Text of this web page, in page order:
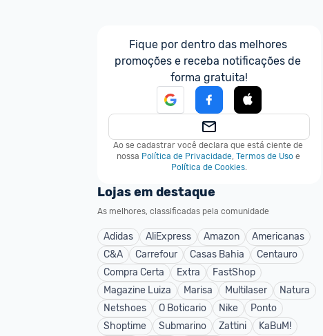
Fique por dentro das melhores
promoções e receba notificações de
forma gratuita!
Ao se cadastrar você declara que está ciente de
nossa Política de Privacidade, Termos de Uso e
Política de Cookies.
Lojas em destaque
As melhores, classificadas pela comunidade
Adidas AliExpress Amazon
Americanas
C&A
Carrefour Casas Bahia
Centauro
Compra Certa
Extra
FastShop
Magazine Luiza
Marisa Multilaser
Natura
Netshoes
O Boticario Nike
Ponto
Shoptime
Submarino Zattini
KaBuM!